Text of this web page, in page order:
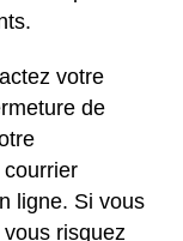
votre
de
ligne. Si vous
risquez